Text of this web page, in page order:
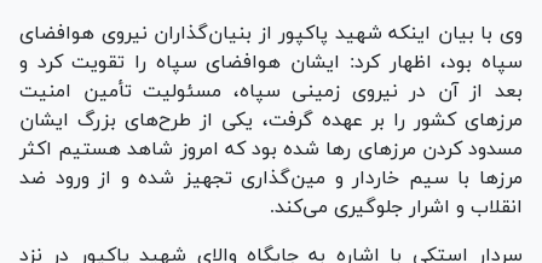
وی با بیان اینکه شهید پاکپور از بنیان‌گذاران نیروی هوافضای
سپاه بود، اظهار کرد: ایشان هوافضای سپاه را تقویت کرد و
بعد از آن در نیروی زمینی سپاه، مسئولیت تأمین امنیت
مرز‌های کشور را بر عهده گرفت، یکی از طرح‌های بزرگ ایشان
مسدود کردن مرز‌های رها شده بود که امروز شاهد هستیم اکثر
مرز‌ها با سیم خاردار و مین‌گذاری تجهیز شده و از ورود ضد
انقلاب و اشرار جلوگیری می‌کند.
سردار استکی با اشاره به جایگاه والای شهید پاکپور در نزد